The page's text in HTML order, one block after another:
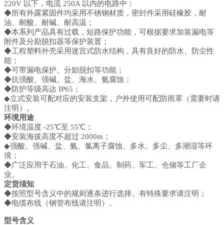
220V 以下，电流 250A 以内的电路中；
◆所有外露紧固件均采用不锈钢材质，密封件采用硅橡胶，耐
油、耐酸、耐碱、耐高温；
◆本系列产品具有过载，短路保护功能，可根据要求加装漏电等
附件及分励脱扣器等保护装置；
◆工程塑料外壳采用迷宫式防水结构，具有良好的防水、防尘性
能；
◆可带漏电保护、分励脱扣等功能；
◆抗强酸、强碱、盐、海水、氨腐蚀；
◆防护等级高达 IP65；
◆立式安装可配对应的安装支架，户外使用可配防雨罩（需要时请
注明）。
环境用途
◆环境温度 -25℃至 55℃；
◆安装海拔高度不超过 2000m；
◆强酸、强碱、盐、氨、氯离子腐蚀、多水、多尘、多潮湿等环
境；
◆广泛应用于石油、化工、食品、制药、军工、仓储等工厂企
业。
定货须知
◆按照型号含义中的规则逐条进行选择、有特殊要求请注明；
◆电缆布线（钢管布线请注明）。
型号含义